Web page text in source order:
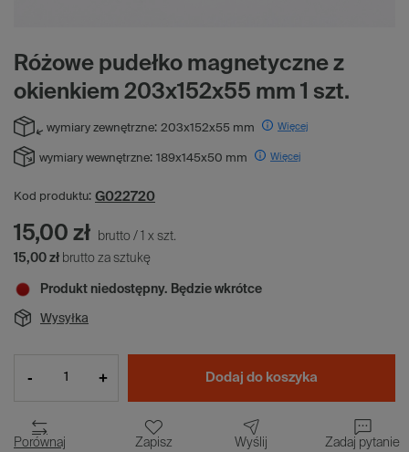
Różowe pudełko magnetyczne z
okienkiem 203x152x55 mm 1 szt.
wymiary zewnętrzne: 203x152x55 mm Więcej
wymiary wewnętrzne: 189x145x50 mm Więcej
Kod produktu: G022720
15,00 zł brutto / 1 x szt.
15,00 zł brutto za sztukę
Produkt niedostępny. Będzie wkrótce
Wysyłka
- + Dodaj do koszyka
Porównaj Zapisz Wyślij Zadaj pytanie